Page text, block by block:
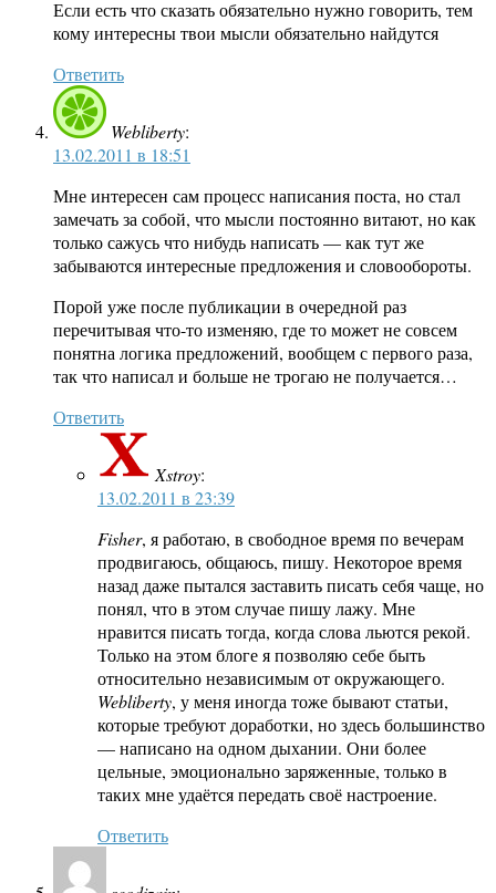
Если есть что сказать обязательно нужно говорить, тем
кому интересны твои мысли обязательно найдутся
Ответить
Webliberty:
13.02.2011 в 18:51
Мне интересен сам процесс написания поста, но стал
замечать за собой, что мысли постоянно витают, но как
только сажусь что нибудь написать — как тут же
забываются интересные предложения и словообороты.
Порой уже после публикации в очередной раз
перечитывая что-то изменяю, где то может не совсем
понятна логика предложений, вообщем с первого раза,
так что написал и больше не трогаю не получается…
Ответить
Xstroy:
13.02.2011 в 23:39
Fisher, я работаю, в свободное время по вечерам
продвигаюсь, общаюсь, пишу. Некоторое время
назад даже пытался заставить писать себя чаще, но
понял, что в этом случае пишу лажу. Мне
нравится писать тогда, когда слова льются рекой.
Только на этом блоге я позволяю себе быть
относительно независимым от окружающего.
Webliberty, у меня иногда тоже бывают статьи,
которые требуют доработки, но здесь большинство
— написано на одном дыхании. Они более
цельные, эмоционально заряженные, только в
таких мне удаётся передать своё настроение.
Ответить